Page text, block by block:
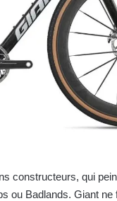
constructeurs, qui
ou Badlands. Giant ne